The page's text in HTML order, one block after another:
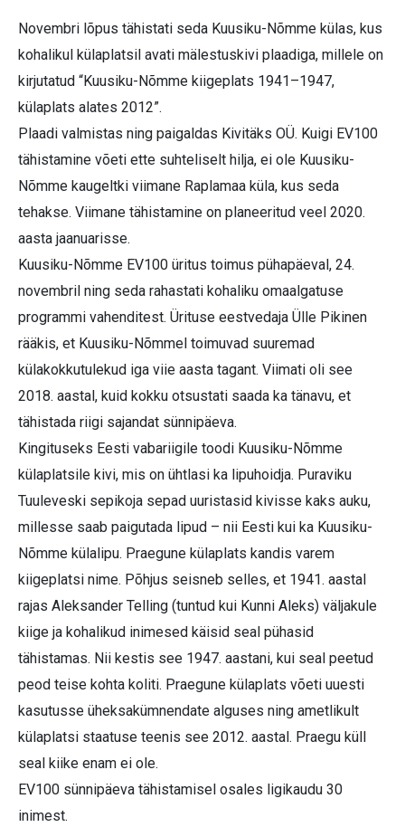
Novembri lõpus tähistati seda Kuusiku-Nõmme külas, kus
kohalikul külaplatsil avati mälestuskivi plaadiga, millele on
kirjutatud “Kuusiku-Nõmme kiigeplats 1941–1947,
külaplats alates 2012”.
Plaadi valmistas ning paigaldas Kivitäks OÜ. Kuigi EV100
tähistamine võeti ette suhteliselt hilja, ei ole Kuusiku-
Nõmme kaugeltki viimane Raplamaa küla, kus seda
tehakse. Viimane tähistamine on planeeritud veel 2020.
aasta jaanuarisse.
Kuusiku-Nõmme EV100 üritus toimus pühapäeval, 24.
novembril ning seda rahastati kohaliku omaalgatuse
programmi vahenditest. Ürituse eestvedaja Ülle Pikinen
rääkis, et Kuusiku-Nõmmel toimuvad suuremad
külakokkutulekud iga viie aasta tagant. Viimati oli see
2018. aastal, kuid kokku otsustati saada ka tänavu, et
tähistada riigi sajandat sünnipäeva.
Kingituseks Eesti vabariigile toodi Kuusiku-Nõmme
külaplatsile kivi, mis on ühtlasi ka lipuhoidja. Puraviku
Tuuleveski sepikoja sepad uuristasid kivisse kaks auku,
millesse saab paigutada lipud – nii Eesti kui ka Kuusiku-
Nõmme külalipu. Praegune külaplats kandis varem
kiigeplatsi nime. Põhjus seisneb selles, et 1941. aastal
rajas Aleksander Telling (tuntud kui Kunni Aleks) väljakule
kiige ja kohalikud inimesed käisid seal pühasid
tähistamas. Nii kestis see 1947. aastani, kui seal peetud
peod teise kohta koliti. Praegune külaplats võeti uuesti
kasutusse üheksakümnendate alguses ning ametlikult
külaplatsi staatuse teenis see 2012. aastal. Praegu küll
seal kiike enam ei ole.
EV100 sünnipäeva tähistamisel osales ligikaudu 30
inimest.